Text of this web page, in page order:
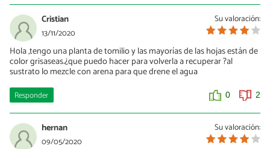
Su valoración:
Cristian
13/11/2020
Hola ,tengo una planta de tomilio y las mayorías de las hojas están de
color grisaseas.¿que puedo hacer para volverla a recuperar ?al
sustrato lo mezcle con arena para que drene el agua
Responder 0 2
Su valoración:
hernan
09/05/2020